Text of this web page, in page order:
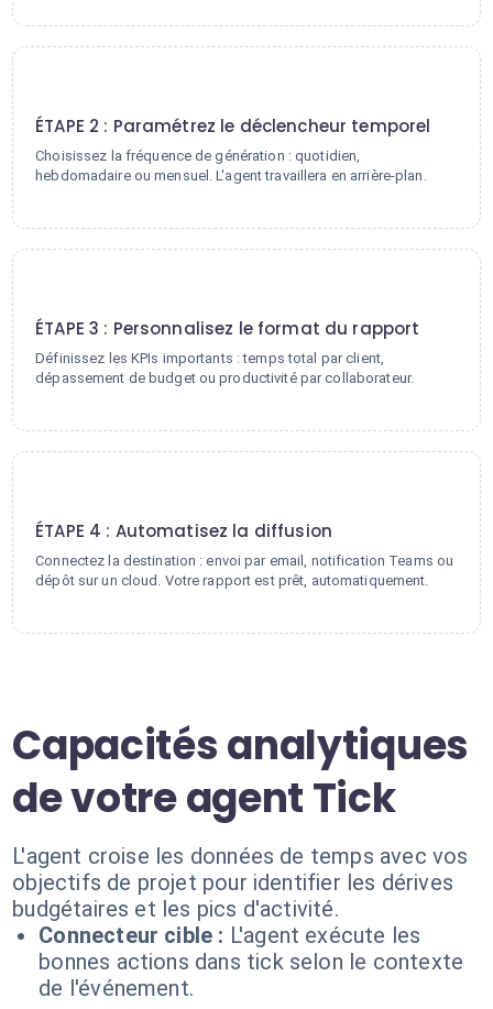
ÉTAPE 2 : Paramétrez le déclencheur temporel
Choisissez la fréquence de génération : quotidien,
hebdomadaire ou mensuel. L'agent travaillera en arrière-plan.
ÉTAPE 3 : Personnalisez le format du rapport
Définissez les KPIs importants : temps total par client,
dépassement de budget ou productivité par collaborateur.
ÉTAPE 4 : Automatisez la diffusion
Connectez la destination : envoi par email, notification Teams ou
dépôt sur un cloud. Votre rapport est prêt, automatiquement.
Capacités analytiques
de votre agent Tick
L'agent croise les données de temps avec vos
objectifs de projet pour identifier les dérives
budgétaires et les pics d'activité.
Connecteur cible : L'agent exécute les
bonnes actions dans tick selon le contexte
de l'événement.